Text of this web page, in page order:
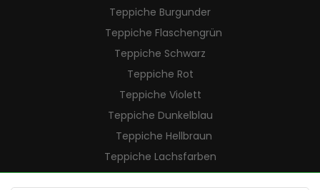
Teppiche Burgunder
Teppiche Flaschengrün
Teppiche Schwarz
Teppiche Rot
Teppiche Violett
Teppiche Dunkelblau
Teppiche Hellbraun
Teppiche Lachsfarben
Teppiche Cremefarben